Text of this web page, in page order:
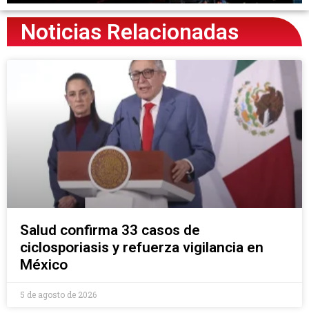
Noticias Relacionadas
Salud confirma 33 casos de
ciclosporiasis y refuerza vigilancia en
México
5 de agosto de 2026